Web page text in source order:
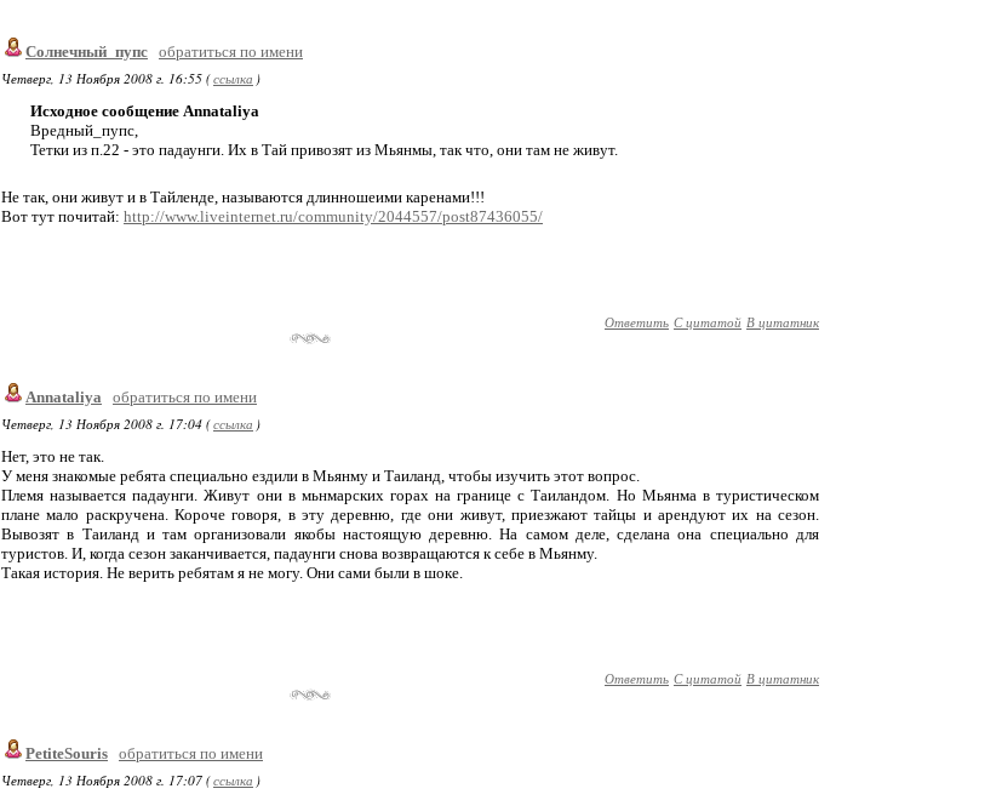
Солнечный_пупс обратиться по имени
Четверг, 13 Ноября 2008 г. 16:55 (ссылка )
Исходное сообщение Annataliya
Вредный_пупс,
Тетки из п.22 - это падаунги. Их в Тай привозят из Мьянмы, так что, они там не живут.
Не так, они живут и в Тайленде, называются длинношеими каренами!!!
Вот тут почитай: http://www.liveinternet.ru/community/2044557/post87436055/
Ответить С цитатой В цитатник
Annataliya
обратиться по имени
Четверг, 13 Ноября 2008 г. 17:04 (ссылка )
Нет, это не так.
У меня знакомые ребята специально ездили в Мьянму и Таиланд, чтобы изучить этот вопрос.
Племя называется падаунги. Живут они в мьнмарских горах на границе с Таиландом. Но Мьянма в туристическом
плане мало раскручена. Короче говоря, в эту деревню, где они живут, приезжают тайцы и арендуют их на сезон.
Вывозят в Таиланд и там организовали якобы настоящую деревню. На самом деле, сделана она специально для
туристов. И, когда сезон заканчивается, падаунги снова возвращаются к себе в Мьянму.
Такая история. Не верить ребятам я не могу. Они сами были в шоке.
Ответить С цитатой В цитатник
PetiteSouris обратиться по имени
Четверг, 13 Ноября 2008 г. 17:07 (ссылка )